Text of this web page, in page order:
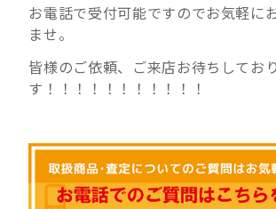
お電話で受付可能ですのでお気軽に
ませ。
皆様のご依頼、ご来店お待ちしてお
す！！！！！！！！！！！